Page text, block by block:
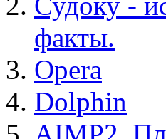
факты.
Opera
Dolphin